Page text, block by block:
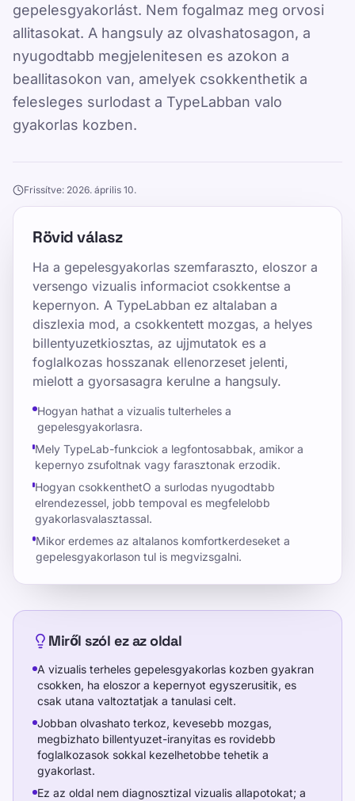
gepelesgyakorlást. Nem fogalmaz meg orvosi
allitasokat. A hangsuly az olvashatosagon, a
nyugodtabb megjelenitesen es azokon a
beallitasokon van, amelyek csokkenthetik a
felesleges surlodast a TypeLabban valo
gyakorlas kozben.
Frissítve: 2026. április 10.
Rövid válasz
Ha a gepelesgyakorlas szemfaraszto, eloszor a
versengo vizualis informaciot csokkentse a
kepernyon. A TypeLabban ez altalaban a
diszlexia mod, a csokkentett mozgas, a helyes
billentyuzetkiosztas, az ujjmutatok es a
foglalkozas hosszanak ellenorzeset jelenti,
mielott a gyorsasagra kerulne a hangsuly.
Hogyan hathat a vizualis tulterheles a
gepelesgyakorlasra.
Mely TypeLab-funkciok a legfontosabbak, amikor a
kepernyo zsufoltnak vagy farasztonak erzodik.
Hogyan csokkenthetO a surlodas nyugodtabb
elrendezessel, jobb tempoval es megfelelobb
gyakorlasvalasztassal.
Mikor erdemes az altalanos komfortkerdeseket a
gepelesgyakorlason tul is megvizsgalni.
Miről szól ez az oldal
A vizualis terheles gepelesgyakorlas kozben gyakran
csokken, ha eloszor a kepernyot egyszerusitik, es
csak utana valtoztatjak a tanulasi celt.
Jobban olvashato terkoz, kevesebb mozgas,
megbizhato billentyuzet-iranyitas es rovidebb
foglalkozasok sokkal kezelhetobbe tehetik a
gyakorlast.
Ez az oldal nem diagnosztizal vizualis allapotokat; a